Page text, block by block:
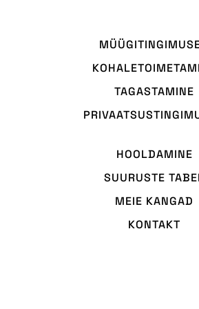
TAGASTAMINE
HOOLDAMINE
SUURUSTE
MEIE KANGAD
KONTAKT